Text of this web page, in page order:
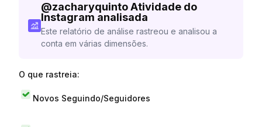
@zacharyquinto Atividade do
Instagram analisada
Este relatório de análise rastreou e analisou a
conta em várias dimensões.
O que rastreia:
Novos Seguindo/Seguidores